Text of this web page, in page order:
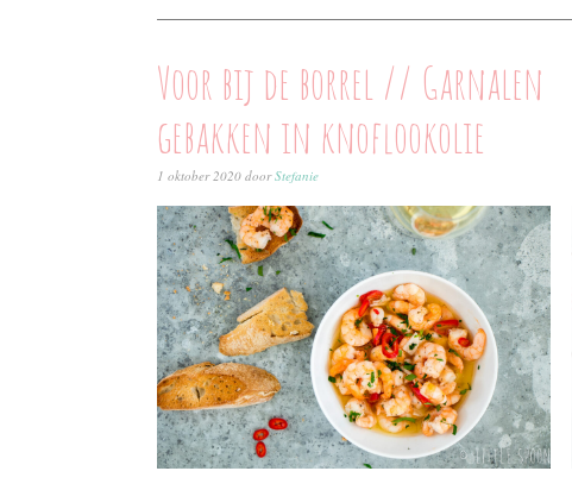
Voor bij de borrel // Garnalen
gebakken in knoflookolie
1 oktober 2020 doorStefanie